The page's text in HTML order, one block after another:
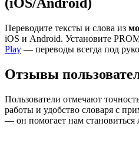
(iOS/Android)
Переводите тексты и слова из
iOS и Android. Установите
Play — переводы всегда под
Отзывы
Пользователи отмечают
работы и удобство словаря с
— он помогает нам становиться